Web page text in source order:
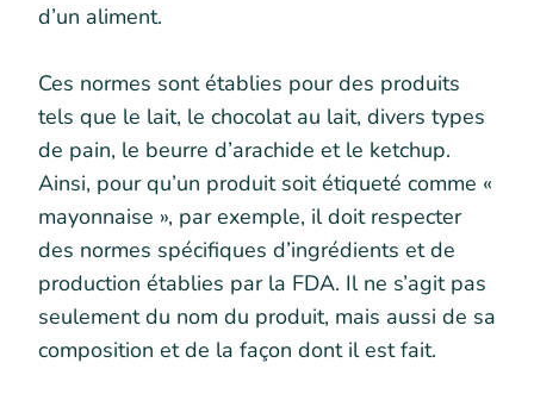
d’un aliment.
Ces normes sont établies pour des produits
tels que le lait, le chocolat au lait, divers types
de pain, le beurre d’arachide et le ketchup.
Ainsi, pour qu’un produit soit étiqueté comme «
mayonnaise », par exemple, il doit respecter
des normes spécifiques d’ingrédients et de
production établies par la FDA. Il ne s’agit pas
seulement du nom du produit, mais aussi de sa
composition et de la façon dont il est fait.